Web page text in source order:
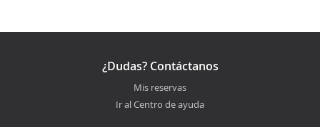
¿Dudas? Contáctanos
Mis reservas
Ir al Centro de ayuda